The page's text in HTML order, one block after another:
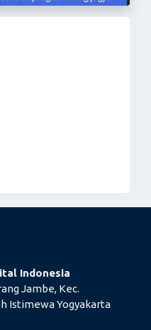
Indonesia
Jambe, Kec.
Istimewa Yogyakarta